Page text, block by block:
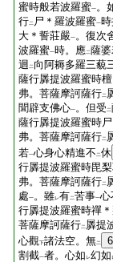
蜜時般若波羅蜜一。
行二 尸＊羅波羅蜜一
大＊誓莊嚴一。復次
波羅蜜一時。應二薩
迴 二 向阿耨多羅三藐
薩行羼提波羅蜜時
弗。菩薩摩訶薩行二
聞辟支佛心一。但受 二
薩行羼提波羅蜜時
弗。菩薩摩訶薩行二
若一心身心精進不 二休
行羼提波羅蜜時毘
弗。菩薩摩訶薩行二
處一。雖レ有二苦事一心
行羼提波羅蜜時禪
菩薩摩訶薩行二 羼提
心觀下諸法空。無二
6
割截一者。心如 レ幻如